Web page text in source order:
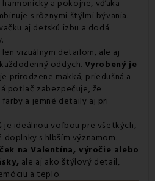
a pokojne, vďaka
s rôznymi štýlmi bývania.
aj detskú izbu a dodá
len vizuálnym detailom, ale aj
oddych. Vyrobený je
prirodzene mäkká, priedušná a
potlač zabezpečuje, že
a jemné detaily aj pri
je ideálnou voľbou pre všetkých,
s hlbším významom.
na Valentína, výročie alebo
ale aj ako štýlový detail,
a teplo.